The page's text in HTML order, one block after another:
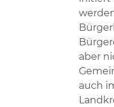
aber
auch